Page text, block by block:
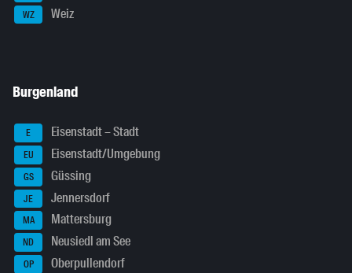
WZ Weiz
Burgenland
E Eisenstadt – Stadt
EU Eisenstadt/Umgebung
GS Güssing
JE Jennersdorf
MA Mattersburg
ND Neusiedl am See
OP Oberpullendorf